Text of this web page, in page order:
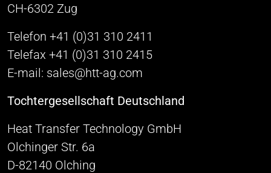
CH-6302 Zug
Telefon +41 (0)31 310 2411
Telefax +41 (0)31 310 2415
E-mail: sales@htt-ag.com
Tochtergesellschaft Deutschland
Heat Transfer Technology GmbH
Olchinger Str. 6a
D-82140 Olching